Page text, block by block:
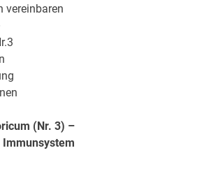
vereinbaren
(Nr. 3) –
Immunsystem